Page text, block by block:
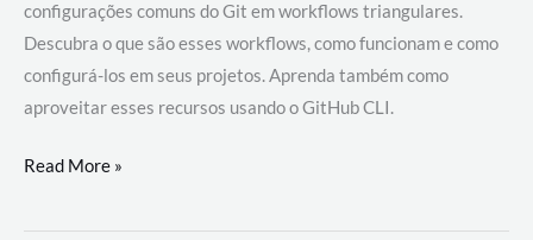
configurações comuns do Git em workflows triangulares.
Descubra o que são esses workflows, como funcionam e como
configurá-los em seus projetos. Aprenda também como
aproveitar esses recursos usando o GitHub CLI.
GitHub
revoluciona
Read More »